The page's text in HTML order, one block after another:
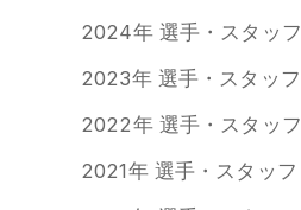
2024年 選手・スタッフ
2023年 選手・スタッフ
2022年 選手・スタッフ
2021年 選手・スタッフ